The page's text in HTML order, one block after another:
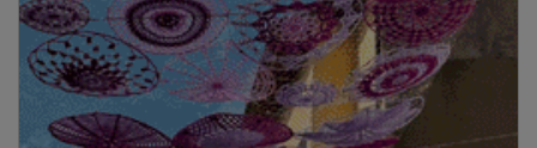
solidaria fue distribuida por toda España a través de
los Bancos de Alimentos asociados a la FESBAL y de
sus cerca de 6.000 entidades sociales colaboradoras.
En Guadalajara, la iniciativa recaudó más de 18.000
euros y en el conjunto de Castilla-La Mancha, la cifra